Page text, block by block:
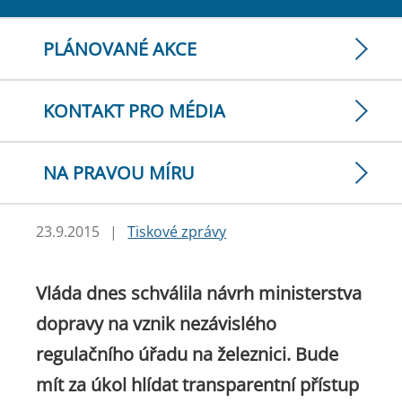
PLÁNOVANÉ AKCE
KONTAKT PRO MÉDIA
NA PRAVOU MÍRU
23.9.2015 | Tiskové zprávy
Vláda dnes schválila návrh ministerstva
dopravy na vznik nezávislého
regulačního úřadu na železnici. Bude
mít za úkol hlídat transparentní přístup